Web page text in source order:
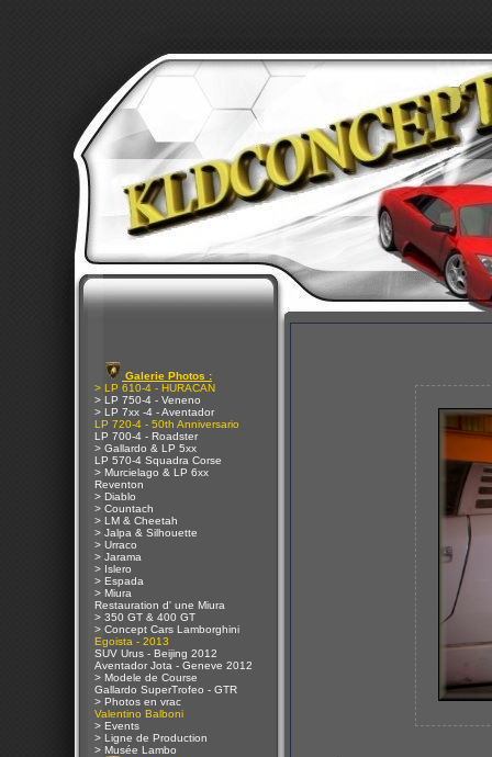
Galerie Photos :
> LP 610-4 - HURACAN
> LP 750-4 - Veneno
> LP 7xx -4 - Aventador
LP 720-4 - 50th Anniversario
LP 700-4 - Roadster
> Gallardo & LP 5xx
LP 570-4 Squadra Corse
> Murcielago & LP 6xx
Reventon
> Diablo
> Countach
> LM & Cheetah
> Jalpa & Silhouette
> Urraco
> Jarama
> Islero
> Espada
> Miura
Restauration d' une Miura
> 350 GT & 400 GT
> Concept Cars Lamborghini
Egoista - 2013
SUV Urus - Beijing 2012
Aventador Jota - Geneve 2012
> Modele de Course
Gallardo SuperTrofeo - GTR
> Photos en vrac
Valentino Balboni
> Events
> Ligne de Production
> Musée Lambo